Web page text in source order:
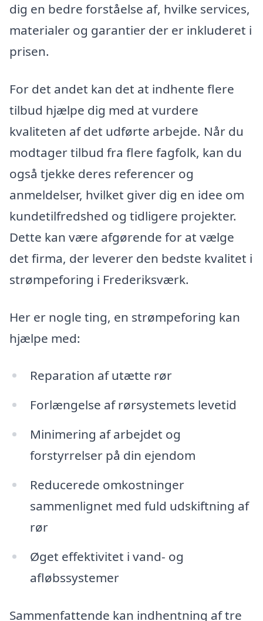
dig en bedre forståelse af, hvilke services,
materialer og garantier der er inkluderet i
prisen.
For det andet kan det at indhente flere
tilbud hjælpe dig med at vurdere
kvaliteten af det udførte arbejde. Når du
modtager tilbud fra flere fagfolk, kan du
også tjekke deres referencer og
anmeldelser, hvilket giver dig en idee om
kundetilfredshed og tidligere projekter.
Dette kan være afgørende for at vælge
det firma, der leverer den bedste kvalitet i
strømpeforing i Frederiksværk.
Her er nogle ting, en strømpeforing kan
hjælpe med:
Reparation af utætte rør
Forlængelse af rørsystemets levetid
Minimering af arbejdet og
forstyrrelser på din ejendom
Reducerede omkostninger
sammenlignet med fuld udskiftning af
rør
Øget effektivitet i vand- og
afløbssystemer
Sammenfattende kan indhentning af tre